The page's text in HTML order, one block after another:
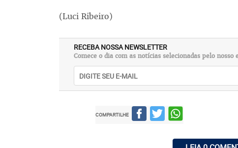
(Luci Ribeiro)
RECEBA NOSSA NEWSLETTER
Comece o dia com as notícias selecionadas pelo nosso
COMPARTILHE